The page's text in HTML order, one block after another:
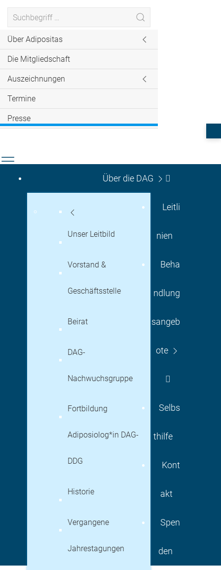
Über Adipositas
Die Mitgliedschaft
Auszeichnungen
Termine
Presse
Über die DAG
Unser Leitbild
Vorstand &
Geschäftsstelle
Beirat
DAG-
Nachwuchsgruppe
Fortbildung
Adiposiolog*in DAG-
DDG
Historie
Vergangene
Jahrestagungen
Leitli
nien
Beha
ndlung
sangeb
ote
Selbs
thilfe
Kont
akt
Spen
den